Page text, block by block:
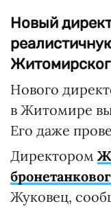
Новый
Нового
в Житомире
Его даже
Директором
Жуковец,